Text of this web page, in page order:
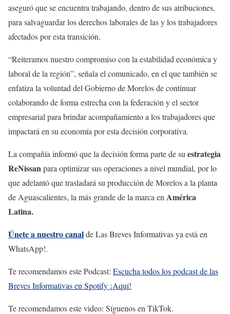
aseguró que se encuentra trabajando, dentro de sus atribuciones,
para salvaguardar los derechos laborales de las y los trabajadores
afectados por esta transición.
“Reiteramos nuestro compromiso con la estabilidad económica y
laboral de la región”, señala el comunicado, en el que también se
enfatiza la voluntad del Gobierno de Morelos de continuar
colaborando de forma estrecha con la federación y el sector
empresarial para brindar acompañamiento a los trabajadores que
impactará en su economía por esta decisión corporativa.
La compañía informó que la decisión forma parte de su estrategia
ReNissanpara optimizar sus operaciones a nivel mundial, por lo
que adelantó que trasladará su producción de Morelos a la planta
de Aguascalientes, la más grande de la marca en América
Latina.
Únete a nuestro canalde Las Breves Informativas ya está en
WhatsApp!.
Te recomendamos este Podcast: Escucha todos los podcast de las
Breves Informativas en Spotify ¡Aquí!
Te recomendamos este video: Síguenos en TikTok.